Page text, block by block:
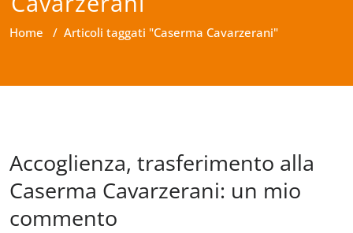
Home / Articoli taggati "Caserma Cavarzerani"
Accoglienza, trasferimento alla
Caserma Cavarzerani: un mio
commento